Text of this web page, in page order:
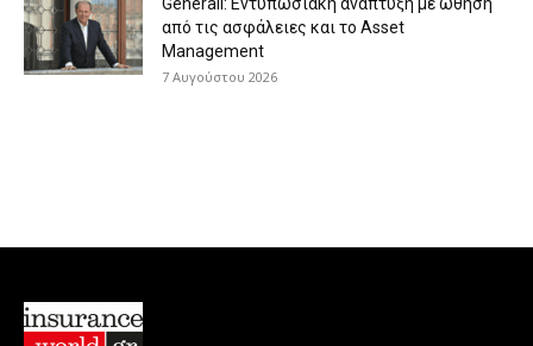
από τις ασφάλειες και το Asset
Management
7 Αυγούστου 2026